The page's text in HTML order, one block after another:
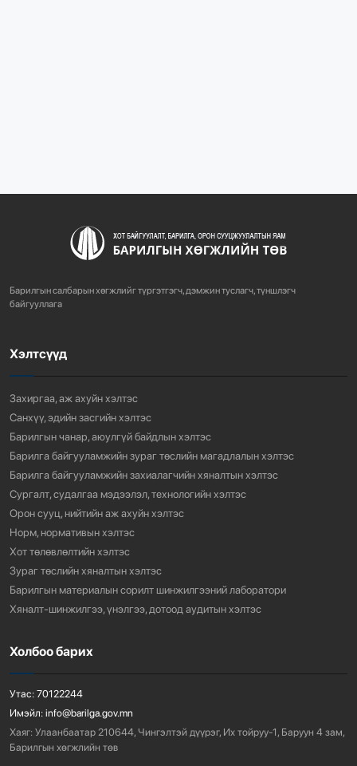
ХОТ БАЙГУУЛАЛТЫН ТУХАЙ ХУУЛИЙН
3 сарын өмнө
Барилгын салбарын хөгжлийг түргэтгэгч, дэмжин туслагч, түншлэгч
байгууллага
Хэлтсүүд
Захиргаа, аж ахуйн хэлтэс
Санхүү, эдийн засгийн хэлтэс
Барилгын чанар, аюулгүй байдлын хэлтэс
Барилга байгууламжийн зураг төслийн магадлалын хэлтэс
Барилга байгууламжийн захиалагчийн хяналтын хэлтэс
Сургалт, судалгаа мэдээлэл, технологийн хэлтэс
Орон сууц, нийтийн аж ахуйн хэлтэс
Норм, нормативын хэлтэс
Хот төлөвлөлтийн хэлтэс
Зураг төслийн хяналтын хэлтэс
Барилгын материалын сорилт шинжилгээний лаборатори
Хяналт-шинжилгээ, үнэлгээ, дотоод аудитын хэлтэс
Холбоо барих
Утас: 70122244
Имэйл: info@barilga.gov.mn
Хаяг: Улаанбаатар 210644, Чингэлтэй дүүрэг, Их тойруу-1, Баруун 4 зам,
Барилгын хөгжлийн төв